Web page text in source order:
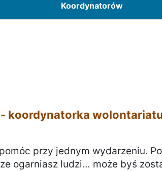
Koordynatorów
koordynatorka
przy jednym wydarzeniu.
ogarniasz ludzi… może byś